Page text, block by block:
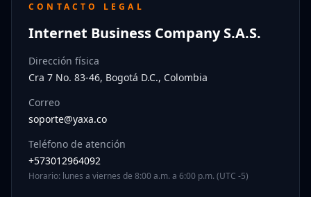
CONTACTO LEGAL
Internet Business Company S.A.S.
Dirección física
Cra 7 No. 83-46, Bogotá D.C., Colombia
Correo
soporte@yaxa.co
Teléfono de atención
+573012964092
Horario: lunes a viernes de 8:00 a.m. a 6:00 p.m. (UTC -5)